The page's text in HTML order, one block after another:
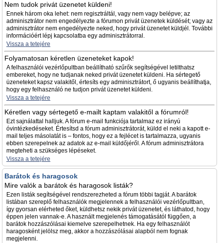
Nem tudok privát üzenetet küldeni!
Ennek három oka lehet: nem regisztráltál, vagy nem vagy belépve; az
adminisztrátor nem engedélyezte a fórumon privát üzenetek küldését; vagy az
adminisztrátor nem engedélyezte neked, hogy privát üzenetet küldjél. További
információért lépj kapcsolatba egy adminisztrátorral.
Vissza a tetejére
Folyamatosan kéretlen üzeneteket kapok!
A felhasználói vezérlőpultban beállítható szűrők segítségével letilthatsz
embereket, hogy ne tudjanak neked privát üzenetet küldeni. Ha sértegető
üzeneteket kapsz valakitől, értesíts egy adminisztrátort, ő ugyanis beállíthatja,
hogy egy felhasználó ne tudjon privát üzenetet küldeni.
Vissza a tetejére
Kéretlen vagy sértegető e-mailt kaptam valakitől a fórumról!
Ezt sajnálattal halljuk. A fórum e-mail funkciója tartalmaz ez irányú
óvintézkedéseket. Értesítsd a fórum adminisztrátorát, küldd el neki a kapott e-
mail teljes másolatát is – fontos, hogy ez a fejlécet is tartalmazza, ugyanis
ebben szerepelnek az adatok az e-mail küldőjéről. A fórum adminisztrátora
megteheti a szükséges lépéseket.
Vissza a tetejére
Barátok és haragosok
Mire valók a barátok és haragosok listák?
Ezen listák segítségével rendszerezheted a fórum többi tagját. A barátok
listában szereplő felhasználók megjelennek a felhasználói vezérlőpultban,
így gyorsan elérheted őket, küldhetsz nekik privát üzenetet, és láthatod, hogy
éppen jelen vannak-e. A használt megjelenés támogatásától függően, a
barátok hozzászólásai kiemelve szerepelhetnek. Ha egy felhasználót
haragosként jelölsz meg, akkor a hozzászólásai alapból nem fognak
megjelenni.